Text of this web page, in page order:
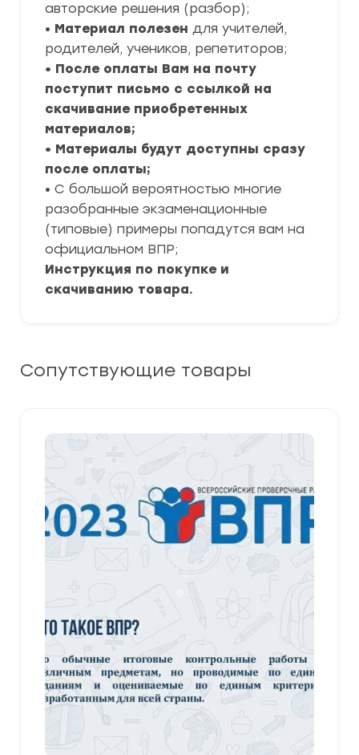
авторские решения (разбор);
• Материал полезен для учителей,
родителей, учеников, репетиторов;
• После оплаты Вам на почту
поступит письмо с ссылкой на
скачивание приобретенных
материалов;
• Материалы будут доступны сразу
после оплаты;
• С большой вероятностью многие
разобранные экзаменационные
(типовые) примеры попадутся вам на
официальном ВПР;
Инструкция по покупке и
скачиванию товара.
Сопутствующие товары